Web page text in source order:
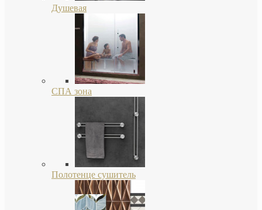
Душевая
СПА зона
Полотенце сушитель